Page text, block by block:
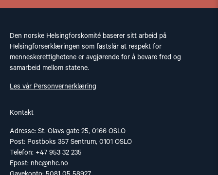
Den norske Helsingforskomité baserer sitt arbeid på
Helsingforserklæringen som fastslår at respekt for
menneskerettighetene er avgjørende for å bevare fred og
samarbeid mellom statene.
Les vår Personvernerklæring
Kontakt
Adresse: St. Olavs gate 25, 0166 OSLO
Post: Postboks 357 Sentrum, 0101 OSLO
Telefon: +47 953 32 235
Epost: nhc@nhc.no